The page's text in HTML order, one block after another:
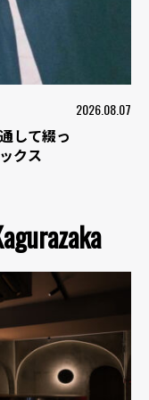
2026.08.07
して綴っ
クス